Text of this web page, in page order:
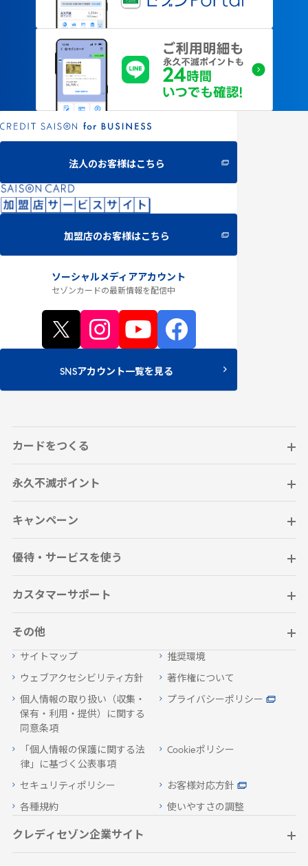
法人のお客様はこちら
加盟店のお客様はこちら
ソーシャルメディアアカウント
セゾンカードの最新情報を配信中
SNSアカウント一覧を見る
カードをつくる
永久不滅ポイント
キャンペーン
優待・サービスを使う
カスタマーサポート
その他
サイトマップ 推奨環境
ウェブアクセシビリティ方針 著作権について
個人情報の取り扱い（収集・
保有・利用・提供）に関する
同意条項
プライバシーポリシー
「個人情報の保護に関する法
律」に基づく公表事項
Cookieポリシー
セキュリティポリシー お客様対応方針
各種規約 使いやすさの調整
クレディセゾン企業サイト